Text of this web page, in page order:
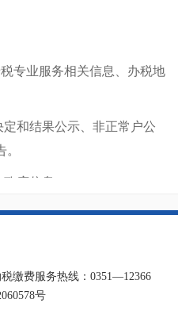
专业服务相关信息、办税地
和结果公示、非正常户公
府信息。
页
息公开的主要平台，同时通过
缴费服务热线：0351—12366
号